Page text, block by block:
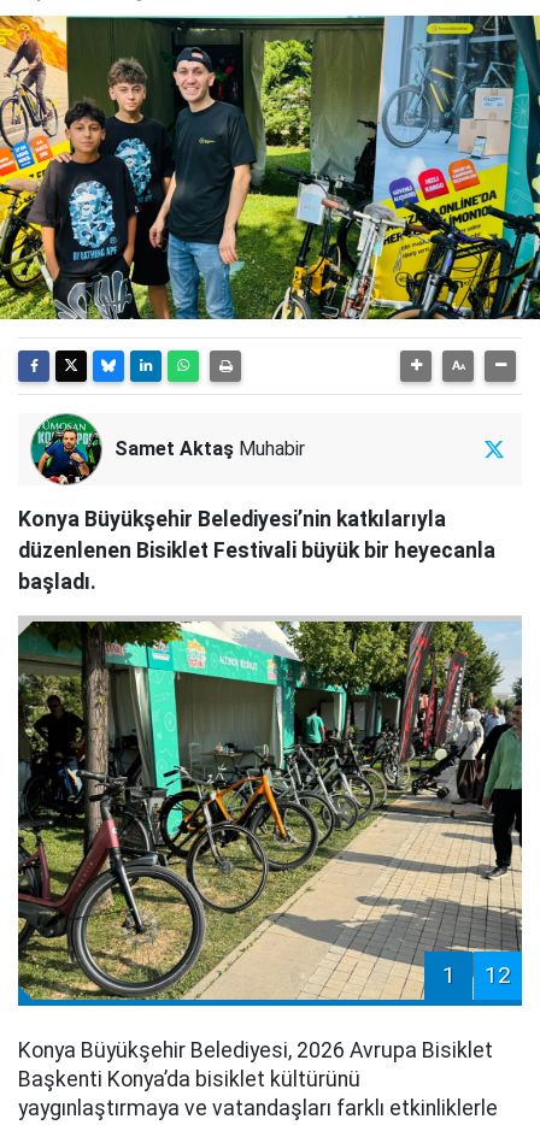
Samet Aktaş Muhabir
Konya Büyükşehir Belediyesi’nin katkılarıyla
düzenlenen Bisiklet Festivali büyük bir heyecanla
başladı.
1 12
Konya Büyükşehir Belediyesi, 2026 Avrupa Bisiklet
Başkenti Konya’da bisiklet kültürünü
yaygınlaştırmaya ve vatandaşları farklı etkinliklerle